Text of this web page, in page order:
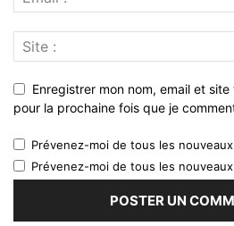
Enregistrer mon nom, email et
pour la prochaine fois que je
Prévenez-moi de tous les
Prévenez-moi de tous les